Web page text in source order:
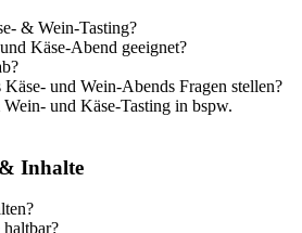
& Wein-Tasting?
Käse-Abend geeignet?
und Wein-Abends Fragen stellen?
und Käse-Tasting in bspw.
Inhalte